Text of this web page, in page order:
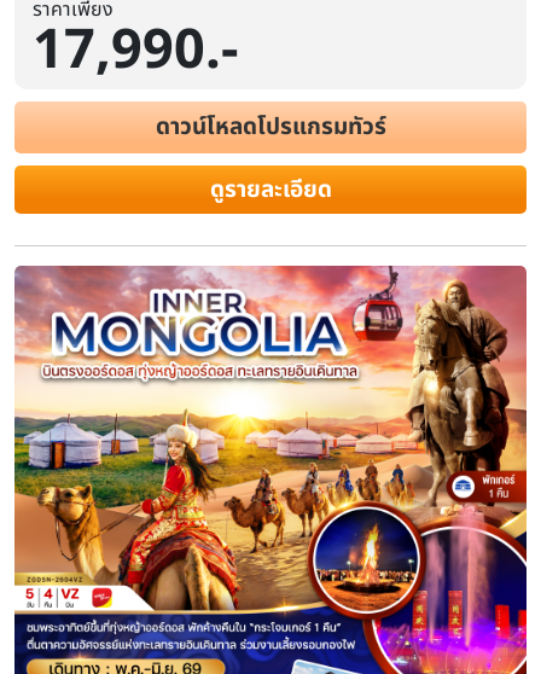
ทัวร์มองโกลเลียใน บินตรงออร์ดอส ทุ่
ทรายอินเคิลทาล ร่วมงานเลี้ยงรอบกอ
เผ่ามองโกล 6 วัน 5 คืน (พักเกอร์ 1 คื
ดาว
ระยะเวลา
6 วัน 5 คืน
โรงแรม สายการบิน
ไฮไลท์Day 1: สนามบินสุวรรณภูมิ – สนามบินออร์ดอส – เมืองออร์ดอ
– พิธีการขอพรจากโอวเบา – ร่วมงานเลี้ยงรอบกองไฟ | Day 3: หมู่บ้า
โกล – สวนวัฒนธรรมมองโกลเหมิงเลี่ยง – วัดเจดีย์ห้าองค์ | Day 4: ร้
อินเคินทาลา – ทะเลทรายอินเคินทาลา | Day 5: ร้านหยก – ร้านขนอูฐ
หยวนหลิว – น้ำพุคังบาห์ซี – ตลาดกลางคืนเจียไท่ | Day 6: อุทยานวั
วัดพระโพธิสัตว์อุลาน – เขตการท่องเที่ยวเจงกิสข่าน สุสานเจงกิส
ส.ค. 14-19 / 23-28 / 28-2
ก.ย. 6-11 / 11-16 / 20-25 / 25-30
ดูช่วงเวลาเพิ่มเติม
ราคาเพียง
17,990.-
ดาวน์โหลดโปรแกรมทัวร์
ดูรายละเอียด